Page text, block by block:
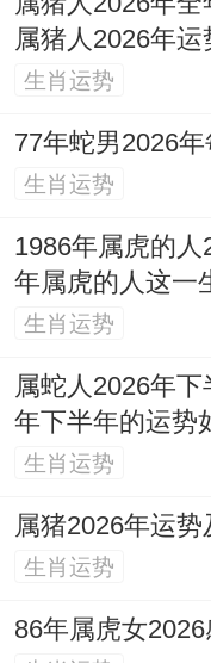
属猪人2026年运
生肖运势
77年蛇男2026
生肖运势
1986年属虎的
年属虎的人这一
生肖运势
属蛇人2026年
年下半年的运势
生肖运势
属猪2026年运
生肖运势
86年属虎女